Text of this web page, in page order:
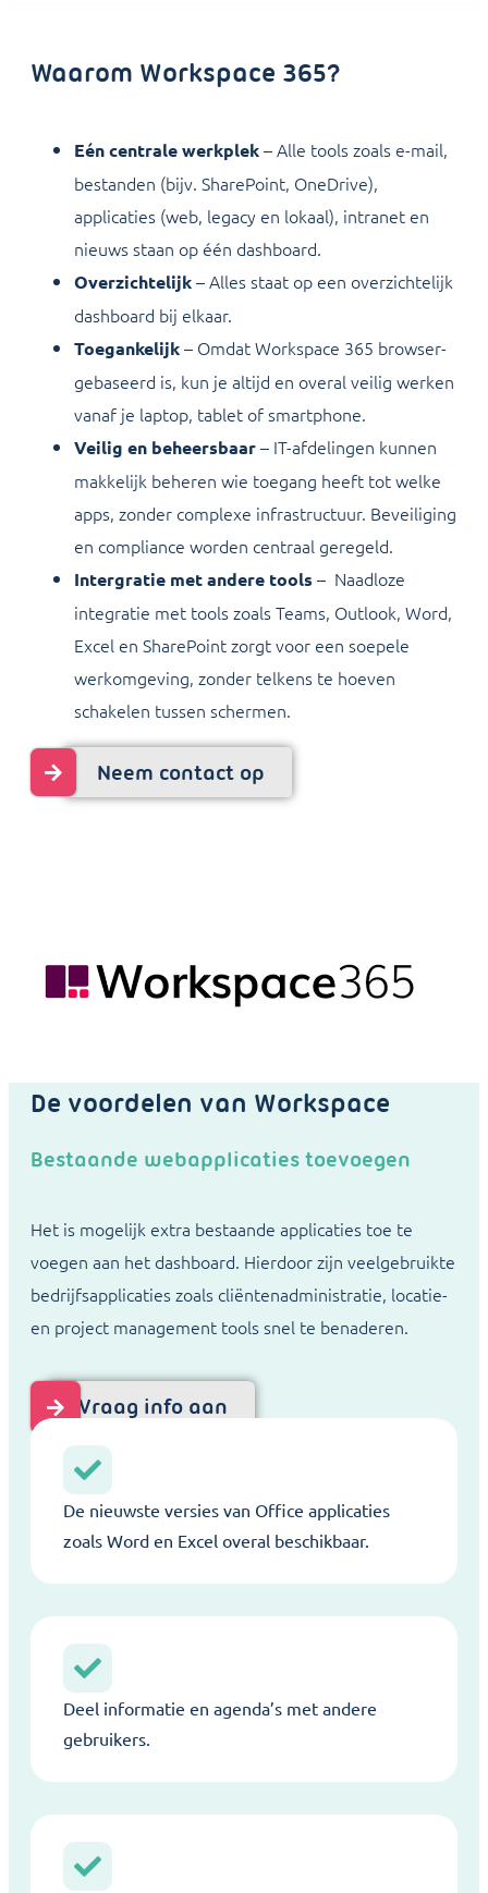
Waarom Workspace 365?
Eén centrale werkplek– Alle tools zoals e-mail,
bestanden (bijv. SharePoint, OneDrive),
applicaties (web, legacy en lokaal), intranet en
nieuws staan op één dashboard.
Overzichtelijk– Alles staat op een overzichtelijk
dashboard bij elkaar.
Toegankelijk– Omdat Workspace 365 browser-
gebaseerd is, kun je altijd en overal veilig werken
vanaf je laptop, tablet of smartphone.
Veilig en beheersbaar– IT-afdelingen kunnen
makkelijk beheren wie toegang heeft tot welke
apps, zonder complexe infrastructuur. Beveiliging
en compliance worden centraal geregeld.
Intergratie met andere tools – Naadloze
integratie met tools zoals Teams, Outlook, Word,
Excel en SharePoint zorgt voor een soepele
werkomgeving, zonder telkens te hoeven
schakelen tussen schermen.
Neem contact op
De voordelen van Workspace
Bestaande webapplicaties toevoegen
Het is mogelijk extra bestaande applicaties toe te
voegen aan het dashboard. Hierdoor zijn veelgebruikte
bedrijfsapplicaties zoals cliëntenadministratie, locatie-
en project management tools snel te benaderen.
Vraag info aan
De nieuwste versies van Office applicaties
zoals Word en Excel overal beschikbaar.
Deel informatie en agenda’s met andere
gebruikers.